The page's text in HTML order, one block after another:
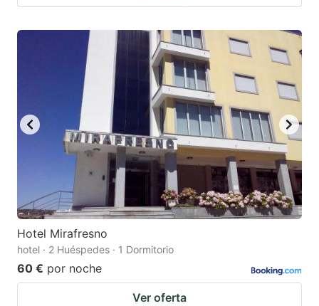
Hotel Mirafresno
hotel · 2 Huéspedes · 1 Dormitorio
60 € por noche
Ver oferta